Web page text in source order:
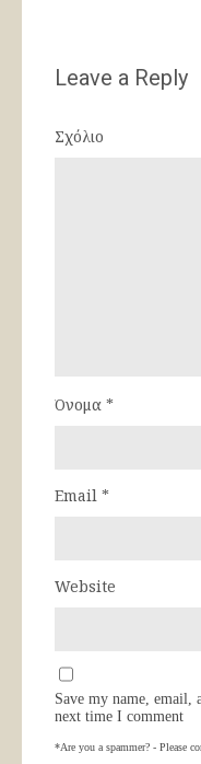
Leave a Reply
Σχόλιο
Όνομα *
Email *
Website
Save my name, email,
next time I comment
*Are you a spammer? - Please